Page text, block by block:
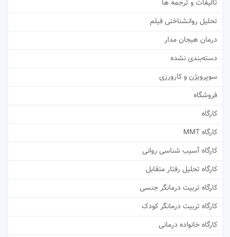
تالیفات و ترجمه ها
تحلیل روانشناختی فیلم
درمان هیجان مدار
دسته‌بندی نشده
سوپرویژن و کارورزی
فروشگاه
کارگاه
کارگاه MMT
کارگاه آسیب شناسی روانی
کارگاه تحلیل رفتار متقابل
کارگاه تربیت درمانگر جنسی
کارگاه تربیت درمانگر کودک
کارگاه خانواده درمانی